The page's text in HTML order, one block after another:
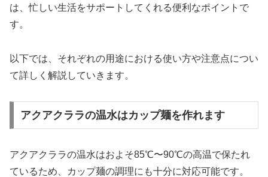
は、忙しい生活をサポートしてくれる便利なポイントで
す。
以下では、それぞれの用途における使い方や注意点につい
て詳しく解説していきます。
アクアクララの温水はカップ麺を作れます
アクアクララの温水はおよそ85℃〜90℃の高温で保たれ
ているため、カップ麺の調理にも十分に対応可能です。